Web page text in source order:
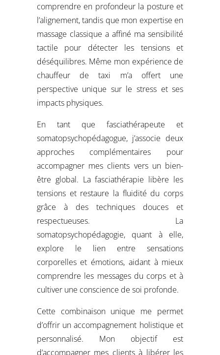
comprendre en profondeur la posture et
l’alignement, tandis que mon expertise en
massage classique a affiné ma sensibilité
tactile pour détecter les tensions et
déséquilibres. Même mon expérience de
chauffeur de taxi m’a offert une
perspective unique sur le stress et ses
impacts physiques.
En tant que fasciathérapeute et
somatopsychopédagogue, j’associe deux
approches complémentaires pour
accompagner mes clients vers un bien-
être global. La fasciathérapie libère les
tensions et restaure la fluidité du corps
grâce à des techniques douces et
respectueuses. La
somatopsychopédagogie, quant à elle,
explore le lien entre sensations
corporelles et émotions, aidant à mieux
comprendre les messages du corps et à
cultiver une conscience de soi profonde.
Cette combinaison unique me permet
d’offrir un accompagnement holistique et
personnalisé. Mon objectif est
d’accompagner mes clients à libérer les